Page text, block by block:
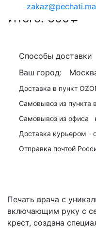
Итого: 600
Способы доставки
Ваш город:
Доставка в пункт
Самовывоз из пункта
Самовывоз из офиса
Доставка курьером -
Отправка почтой
Печать врача с
включающим руку с
крест, создана